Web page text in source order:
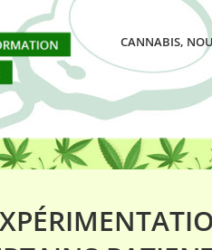
CANNABIS,